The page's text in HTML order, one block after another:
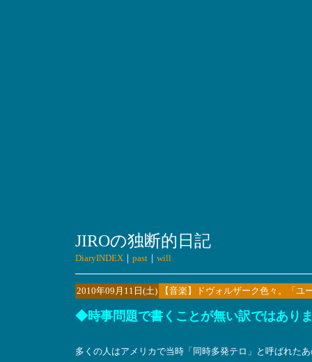
JIROの独断的日記
DiaryINDEX｜ past｜ will
2010年09月11日(土) 【音楽】ドヴォルザーク色々。「
◆時事問題で書くことが無い訳ではあり
多くの人はアメリカで当時「同時多発テロ」と呼ばれた